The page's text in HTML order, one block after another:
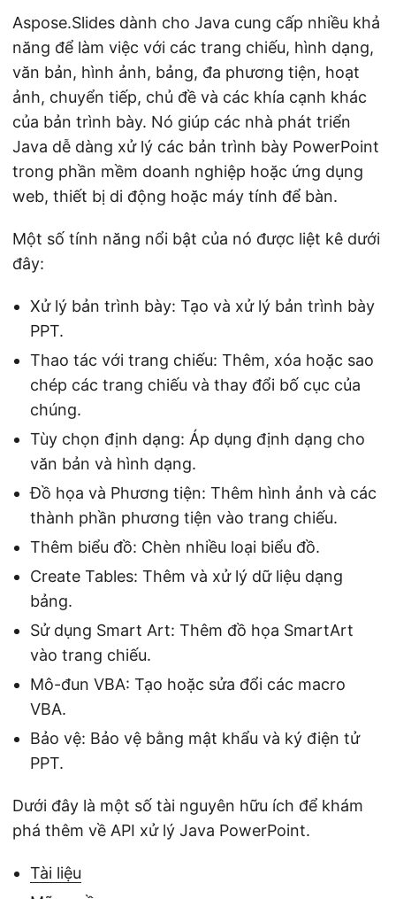
Aspose.Slides dành cho Java cung cấp nhiều khả
năng để làm việc với các trang chiếu, hình dạng,
văn bản, hình ảnh, bảng, đa phương tiện, hoạt
ảnh, chuyển tiếp, chủ đề và các khía cạnh khác
của bản trình bày. Nó giúp các nhà phát triển
Java dễ dàng xử lý các bản trình bày PowerPoint
trong phần mềm doanh nghiệp hoặc ứng dụng
web, thiết bị di động hoặc máy tính để bàn.
Một số tính năng nổi bật của nó được liệt kê dưới
đây:
Xử lý bản trình bày: Tạo và xử lý bản trình bày
PPT.
Thao tác với trang chiếu: Thêm, xóa hoặc sao
chép các trang chiếu và thay đổi bố cục của
chúng.
Tùy chọn định dạng: Áp dụng định dạng cho
văn bản và hình dạng.
Đồ họa và Phương tiện: Thêm hình ảnh và các
thành phần phương tiện vào trang chiếu.
Thêm biểu đồ: Chèn nhiều loại biểu đồ.
Create Tables: Thêm và xử lý dữ liệu dạng
bảng.
Sử dụng Smart Art: Thêm đồ họa SmartArt
vào trang chiếu.
Mô-đun VBA: Tạo hoặc sửa đổi các macro
VBA.
Bảo vệ: Bảo vệ bằng mật khẩu và ký điện tử
PPT.
Dưới đây là một số tài nguyên hữu ích để khám
phá thêm về API xử lý Java PowerPoint.
Tài liệu